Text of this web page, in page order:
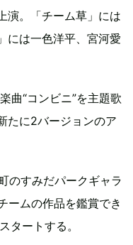
演。「チーム草」には
には一色洋平、宮河愛
曲“コンビニ”を主題歌
たに2バージョンのア
のすみだパークギャラ
ームの作品を鑑賞でき
タートする。